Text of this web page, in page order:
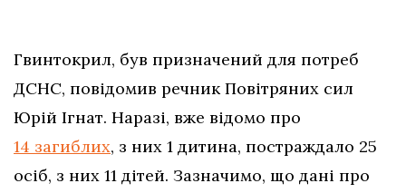
Гвинтокрил, був призначений для потреб
ДСНС, повідомив речник Повітряних сил
Юрій Ігнат. Наразі, вже відомо про
14 загиблих, з них 1 дитина, постраждало 25
осіб, з них 11 дітей. Зазначимо, що дані про